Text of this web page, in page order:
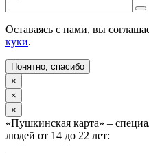
Оставаясь с нами, вы
куки.
Понятно, спасибо
×
×
×
«Пушкинская карта» –
людей от 14 до 22 лет: